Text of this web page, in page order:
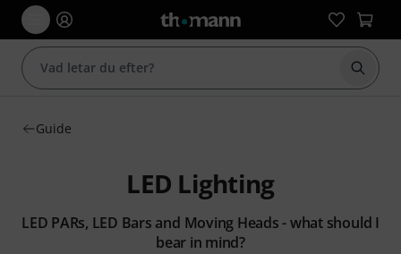
Börja
Guide
LED Lighting
LED PARs, LED Bars and Moving Heads - what should I
bear in mind?